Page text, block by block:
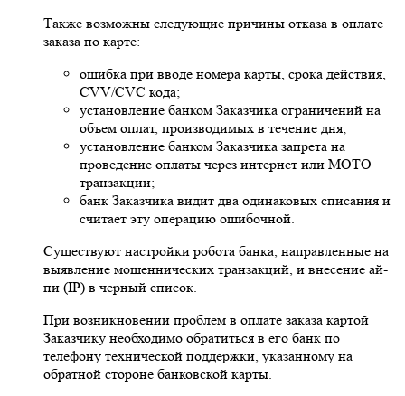
Также возможны следующие причины отказа в оплате
заказа по карте:
ошибка при вводе номера карты, срока действия,
CVV/CVC кода;
установление банком Заказчика ограничений на
объем оплат, производимых в течение дня;
установление банком Заказчика запрета на
проведение оплаты через интернет или MOTO
транзакции;
банк Заказчика видит два одинаковых списания и
считает эту операцию ошибочной.
Существуют настройки робота банка, направленные на
выявление мошеннических транзакций, и внесение ай-
пи (IP) в черный список.
При возникновении проблем в оплате заказа картой
Заказчику необходимо обратиться в его банк по
телефону технической поддержки, указанному на
обратной стороне банковской карты.